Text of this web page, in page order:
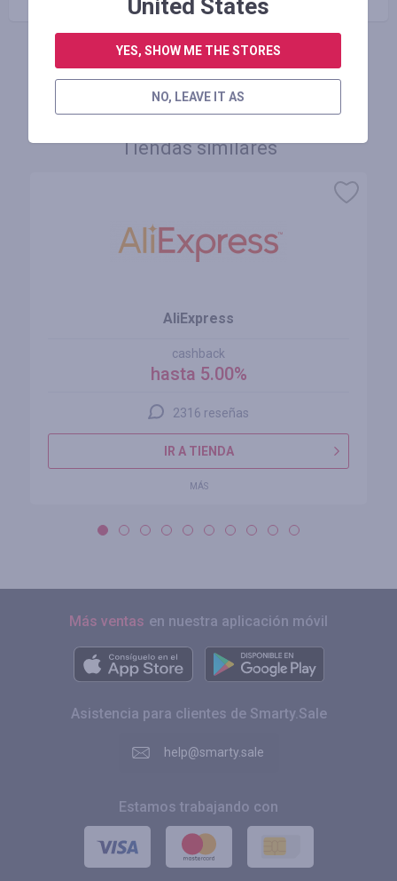
INICIE SESIÓN PARA DEJAR UNA RESEÑA
Tiendas similares
AliExpress
cashback
hasta 5.00%
2316 reseñas
IR A TIENDA
MÁS
Más ventas en nuestra aplicación móvil
Asistencia para clientes de Smarty.Sale
help@smarty.sale
Estamos trabajando con
United States
YES, SHOW ME THE STORES
NO, LEAVE IT AS